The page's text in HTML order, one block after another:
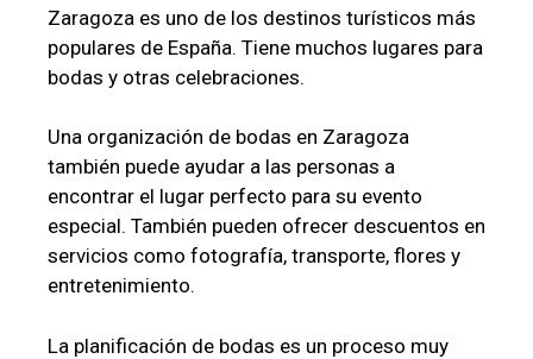
Zaragoza es uno de los destinos turísticos más
populares de España. Tiene muchos lugares para
bodas y otras celebraciones.
Una organización de bodas en Zaragoza
también puede ayudar a las personas a
encontrar el lugar perfecto para su evento
especial. También pueden ofrecer descuentos en
servicios como fotografía, transporte, flores y
entretenimiento.
La planificación de bodas es un proceso muy